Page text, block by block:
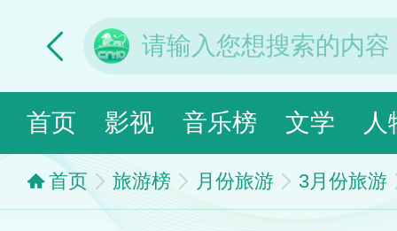
首页 影视 音乐榜 文学 人
首页 旅游榜 月份旅游 3月份旅游